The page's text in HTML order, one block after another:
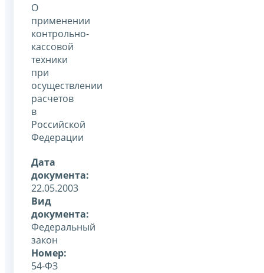
О
применении
контрольно-
кассовой
техники
при
осуществлении
расчетов
в
Российской
Федерации
Дата
документа:
22.05.2003
Вид
документа:
Федеральный
закон
Номер:
54-ФЗ